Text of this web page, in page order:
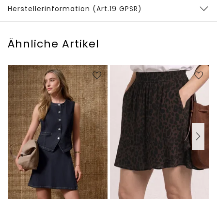
Herstellerinformation (Art.19 GPSR)
Ähnliche Artikel